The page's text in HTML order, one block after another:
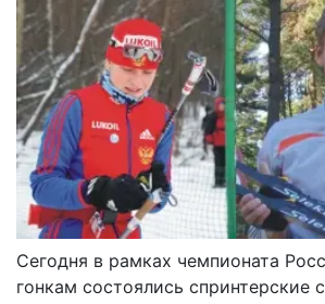
Сегодня в рамках чемпионата
гонкам состоялись спринтерские